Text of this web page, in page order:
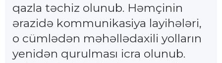
qazla təchiz olunub. Həmçinin
ərazidə kommunikasiya layihələri,
o cümlədən məhəllədaxili yolların
yenidən qurulması icra olunub.